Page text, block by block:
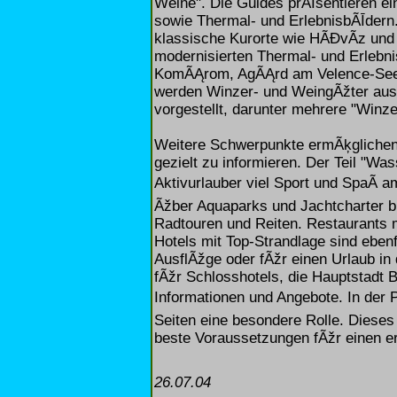
sowie Thermal- und
klassische Kurorte wie HÃĐvÃ­z
modernisierten Thermal- und
KomÃĄrom, AgÃĄrd am Velence-
werden Winzer- und WeingÃžter
vorgestellt, darunter mehrere
Weitere Schwerpunkte
gezielt zu informieren. Der Teil
Aktivurlauber viel Sport und SpaÃ
Ãžber Aquaparks und Jachtcharter
Radtouren und Reiten. Restaurants
Hotels mit Top-Strandlage sind
AusflÃžge oder fÃžr einen Urlaub
fÃžr Schlosshotels, die Hauptstadt
Informationen und Angebote. In der
Seiten eine besondere Rolle.
beste Voraussetzungen fÃžr einen
26.07.04